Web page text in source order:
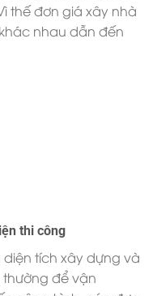
thế đơn giá xây nhà
nhau dẫn đến
thi công
tích xây dựng và
thường để vận